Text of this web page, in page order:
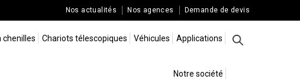
Nos actualités Nos agences Demande de devis
chenilles Chariots télescopiques Véhicules Applications
Notre société
Rechercher